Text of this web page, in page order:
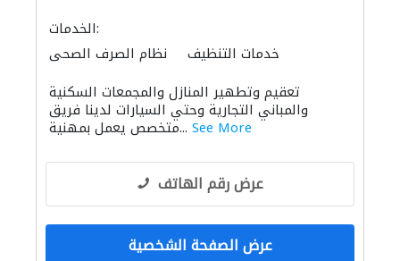
الخدمات:
نظام الصرف الصحي
خدمات التنظيف
تعقيم وتطهير المنازل والمجمعات السكنية
والمباني التجارية وحتي السيارات لدينا فريق
متخصص يعمل بمهنية... See More
عرض رقم الهاتف
عرض الصفحة الشخصية